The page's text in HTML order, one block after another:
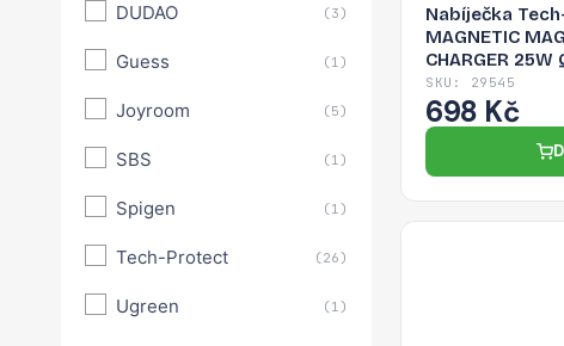
DUDAO (3)
Guess (1)
Joyroom (5)
SBS (1)
Spigen (1)
Tech-Protect (26)
Ugreen (1)
Nabíječka
MAGNETIC
CHARGER 25W
bezdrátové
SKU: 29545
698 Kč